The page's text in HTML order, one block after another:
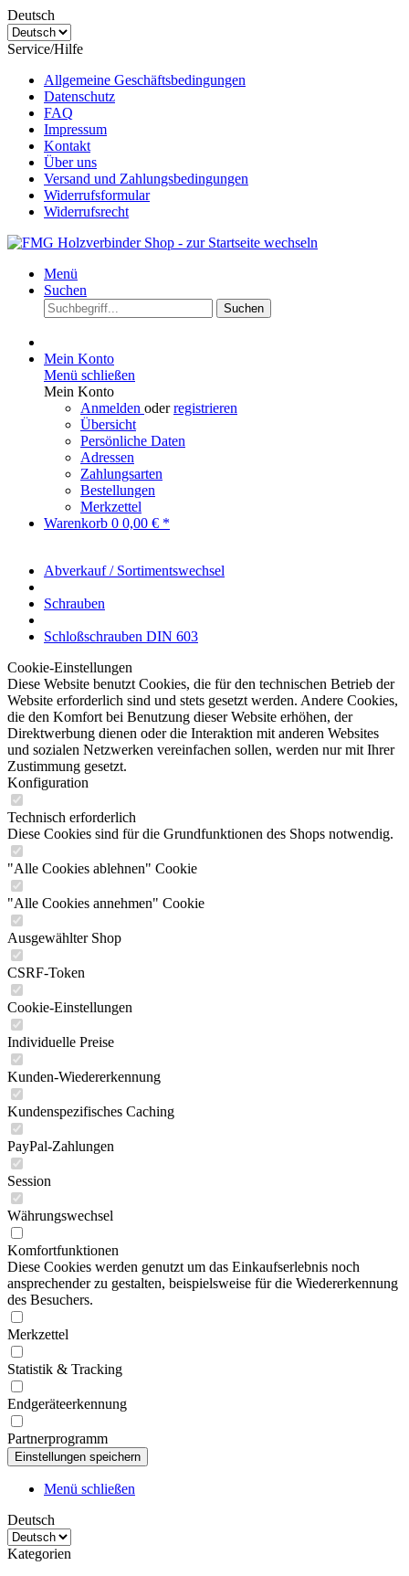
Deutsch
Service/Hilfe
Allgemeine Geschäftsbedingungen
Datenschutz
FAQ
Impressum
Kontakt
Über uns
Versand und Zahlungsbedingungen
Widerrufsformular
Widerrufsrecht
Menü
Suchen
Suchen
Mein Konto
Menü schließen
Mein Konto
Anmelden oderregistrieren
Übersicht
Persönliche Daten
Adressen
Zahlungsarten
Bestellungen
Merkzettel
Warenkorb 0 0,00 € *
Abverkauf / Sortimentswechsel
Schrauben
Schloßschrauben DIN 603
Cookie-Einstellungen
Diese Website benutzt Cookies, die für den technischen Betrieb der
Website erforderlich sind und stets gesetzt werden. Andere Cookies,
die den Komfort bei Benutzung dieser Website erhöhen, der
Direktwerbung dienen oder die Interaktion mit anderen Websites
und sozialen Netzwerken vereinfachen sollen, werden nur mit Ihrer
Zustimmung gesetzt.
Konfiguration
Technisch erforderlich
Diese Cookies sind für die Grundfunktionen des Shops notwendig.
"Alle Cookies ablehnen" Cookie
"Alle Cookies annehmen" Cookie
Ausgewählter Shop
CSRF-Token
Cookie-Einstellungen
Individuelle Preise
Kunden-Wiedererkennung
Kundenspezifisches Caching
PayPal-Zahlungen
Session
Währungswechsel
Komfortfunktionen
Diese Cookies werden genutzt um das Einkaufserlebnis noch
ansprechender zu gestalten, beispielsweise für die Wiedererkennung
des Besuchers.
Merkzettel
Statistik & Tracking
Endgeräteerkennung
Partnerprogramm
Menü schließen
Deutsch
Kategorien